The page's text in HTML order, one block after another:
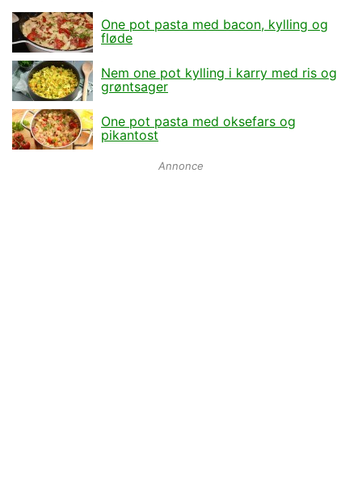
One pot pasta med bacon, kylling og
fløde
Nem one pot kylling i karry med ris og
grøntsager
One pot pasta med oksefars og
pikantost
Annonce